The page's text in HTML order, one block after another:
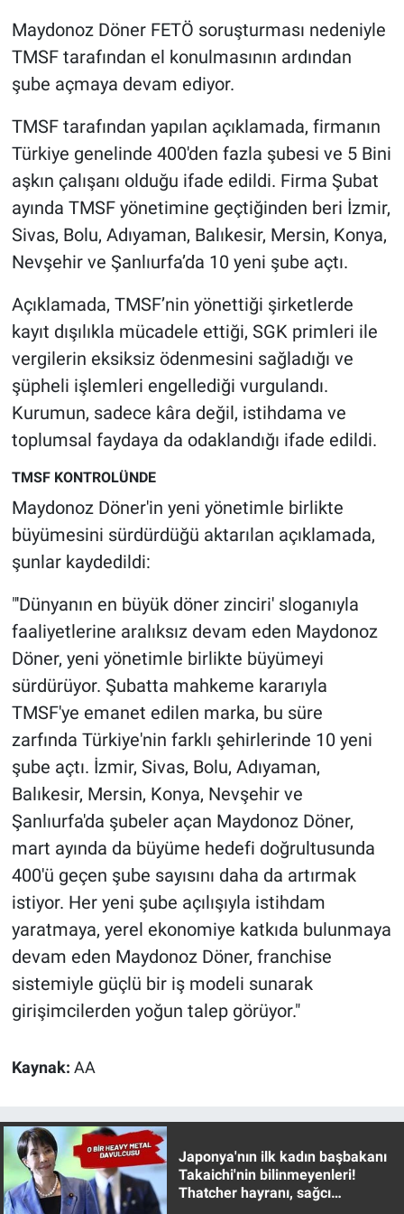
Maydonoz Döner FETÖ soruşturması nedeniyle
TMSF tarafından el konulmasının ardından
şube açmaya devam ediyor.
TMSF tarafından yapılan açıklamada, firmanın
Türkiye genelinde 400'den fazla şubesi ve 5 Bini
aşkın çalışanı olduğu ifade edildi. Firma Şubat
ayında TMSF yönetimine geçtiğinden beri İzmir,
Sivas, Bolu, Adıyaman, Balıkesir, Mersin, Konya,
Nevşehir ve Şanlıurfa’da 10 yeni şube açtı.
Açıklamada, TMSF’nin yönettiği şirketlerde
kayıt dışılıkla mücadele ettiği, SGK primleri ile
vergilerin eksiksiz ödenmesini sağladığı ve
şüpheli işlemleri engellediği vurgulandı.
Kurumun, sadece kâra değil, istihdama ve
toplumsal faydaya da odaklandığı ifade edildi.
TMSF KONTROLÜNDE
Maydonoz Döner'in yeni yönetimle birlikte
büyümesini sürdürdüğü aktarılan açıklamada,
şunlar kaydedildi:
"'Dünyanın en büyük döner zinciri' sloganıyla
faaliyetlerine aralıksız devam eden Maydonoz
Döner, yeni yönetimle birlikte büyümeyi
sürdürüyor. Şubatta mahkeme kararıyla
TMSF'ye emanet edilen marka, bu süre
zarfında Türkiye'nin farklı şehirlerinde 10 yeni
şube açtı. İzmir, Sivas, Bolu, Adıyaman,
Balıkesir, Mersin, Konya, Nevşehir ve
Şanlıurfa'da şubeler açan Maydonoz Döner,
mart ayında da büyüme hedefi doğrultusunda
400'ü geçen şube sayısını daha da artırmak
istiyor. Her yeni şube açılışıyla istihdam
yaratmaya, yerel ekonomiye katkıda bulunmaya
devam eden Maydonoz Döner, franchise
sistemiyle güçlü bir iş modeli sunarak
girişimcilerden yoğun talep görüyor."
Kaynak: AA
Japonya'nın ilk kadın başbakanı
Takaichi'nin bilinmeyenleri!
Thatcher hayranı, sağcı
Gündem Özel
Günün görüntüsü
Haber
İlan
Kimdir
Koronavirüs
Kültür Sanat
Ne demişti
Nedir
Programlar
Teknoloji
Türkiye'nin Geleceği
Türkiye'nin Gündemi
Yerel Gündem
Yerel Yaşam
Canlı Yayın